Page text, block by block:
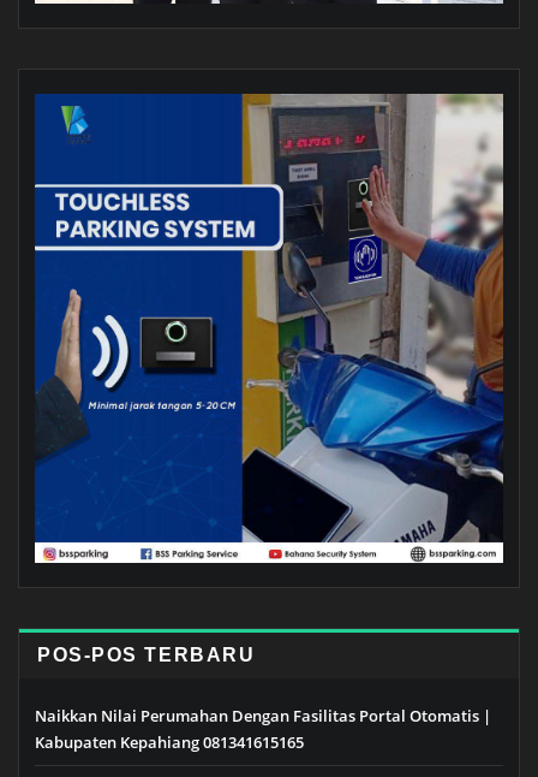
POS-POS TERBARU
Naikkan Nilai Perumahan Dengan Fasilitas Portal Otomatis |
Kabupaten Kepahiang 081341615165